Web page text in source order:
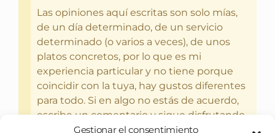
Gestionar el consentimiento
Las opiniones aquí escritas son solo mías,
de un día determinado, de un servicio
determinado (o varios a veces), de unos
platos concretos, por lo que es mi
experiencia particular y no tiene porque
coincidir con la tuya, hay gustos diferentes
para todo. Si en algo no estás de acuerdo,
escribe un comentario y sigue disfrutando
del bebercio y el glotoneo.